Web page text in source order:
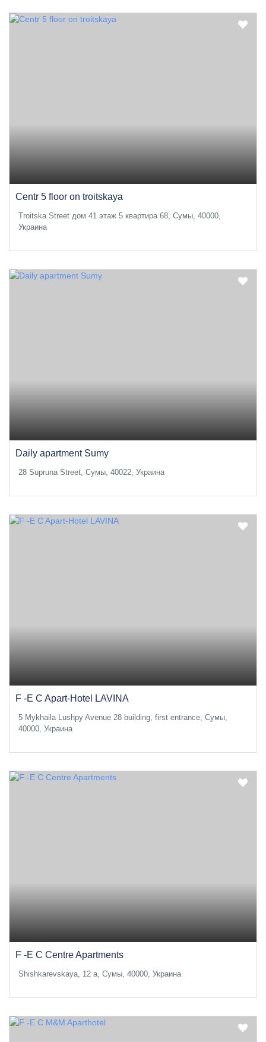
Centr 5 floor on troitskaya
Troitska Street дом 41 этаж 5 квартира 68, Сумы, 40000,
Украина
Daily apartment Sumy
28 Supruna Street, Сумы, 40022, Украина
F -E C Apart-Hotel LAVINA
5 Mykhaila Lushpy Avenue 28 building, first entrance, Сумы,
40000, Украина
F -E C Centre Apartments
Shishkarevskaya, 12 a, Сумы, 40000, Украина